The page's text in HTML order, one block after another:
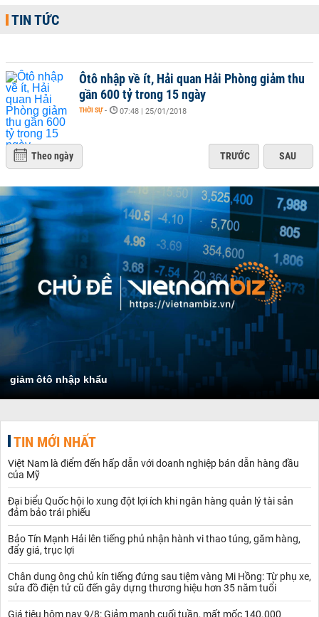
TIN TỨC
Ôtô nhập về ít, Hải quan Hải Phòng giảm thu
gần 600 tỷ trong 15 ngày
THỜI SỰ - 07:48 | 25/01/2018
Theo ngày TRƯỚC SAU
giảm ôtô nhập khẩu
TIN MỚI NHẤT
Việt Nam là điểm đến hấp dẫn với doanh nghiệp bán dẫn hàng đầu
của Mỹ
Đại biểu Quốc hội lo xung đột lợi ích khi ngân hàng quản lý tài sản
đảm bảo trái phiếu
Bảo Tín Mạnh Hải lên tiếng phủ nhận hành vi thao túng, găm hàng,
đẩy giá, trục lợi
Chân dung ông chủ kín tiếng đứng sau tiệm vàng Mi Hồng: Từ phụ xe,
sửa đồ điện tử cũ đến gây dựng thương hiệu hơn 35 năm tuổi
Giá tiêu hôm nay 9/8: Giảm mạnh cuối tuần, mất mốc 140.000